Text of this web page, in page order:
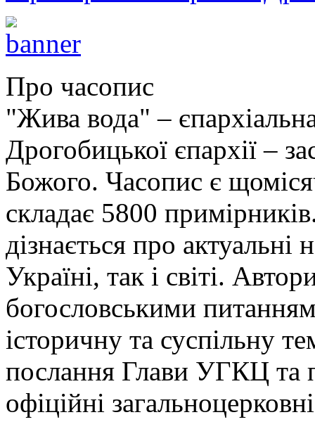
Про часопис
"Жива вода" –
Дрогобицької єпархії –
Божого. Часопис є
складає 5800
дізнається про
Україні, так і світі.
богословськими
історичну та суспільну
послання Глави УГКЦ та
офіційні